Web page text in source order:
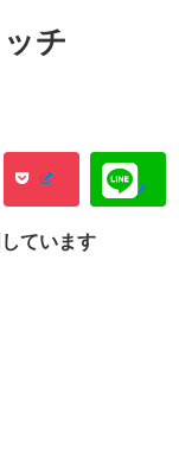
チ
ています